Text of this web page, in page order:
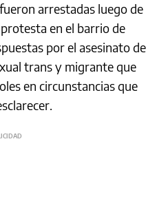
arrestadas luego de
en el barrio de
por el asesinato de
trans y migrante que
en circunstancias que